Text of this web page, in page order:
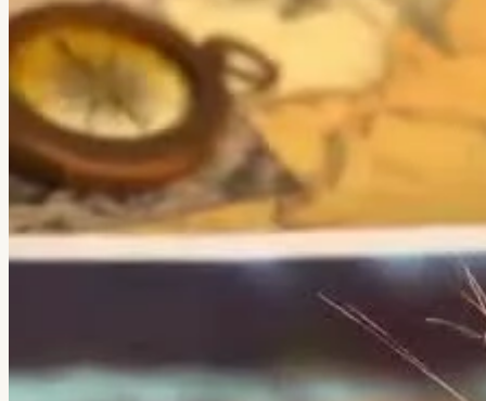
Похожая задача? Обсудим.
Анатолий ответит лично.
Написать→Все работы